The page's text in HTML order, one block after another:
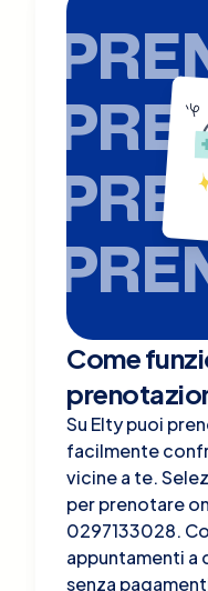
Come
Su Elty puoi
facilmente
vicine a te.
per prenotare
0297133028.
appuntamenti a
senza